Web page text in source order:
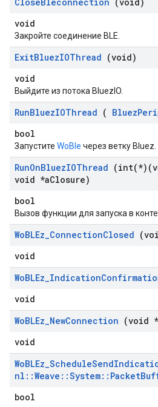
void
Закройте соединение BLE.
ExitBluezIOThread (void)
void
Выйдите из потока BluezIO.
RunBluezIOThread ( Bluez
bool
Запустите WoBle через ветку Bluez.
RunOnBluezIOThread (int(
void *aClosure)
bool
Вызов функции для запуска в
WoBLEz_ConnectionClosed
void
WoBLEz_Indication
void
WoBLEz_NewConnection (void
void
WoBLEz_ScheduleSend
nl ::Weave ::System:: Packet
bool